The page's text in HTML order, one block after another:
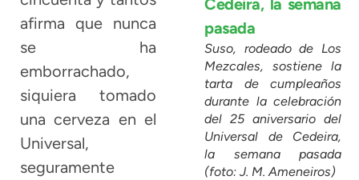
afirma que nunca
se ha
emborrachado,
siquiera tomado
una cerveza en el
Universal,
seguramente
Suso, rodeado de Los
Mezcales, sostiene la
tarta de cumpleaños
durante la celebración
del 25 aniversario del
Universal de Cedeira,
la semana pasada
(foto: J. M. Ameneiros)